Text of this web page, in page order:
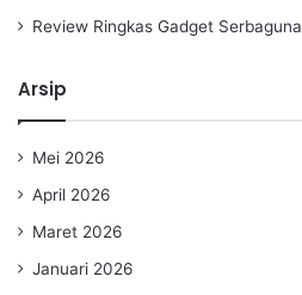
Review Ringkas Gadget Serbaguna
Arsip
Mei 2026
April 2026
Maret 2026
Januari 2026